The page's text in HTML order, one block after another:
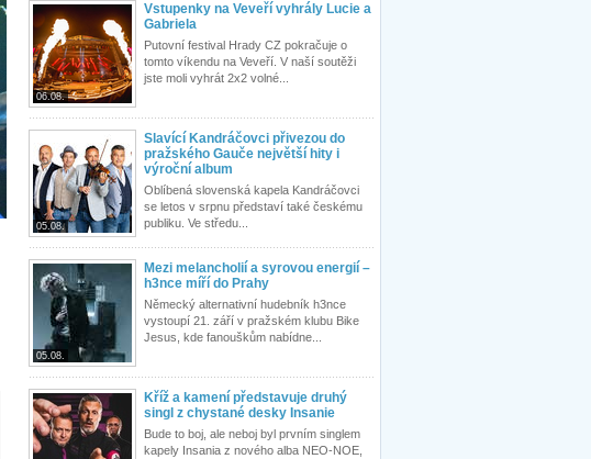
06.08.
Vstupenky na Veveří vyhrály Lucie a
Gabriela
Putovní festival Hrady CZ pokračuje o
tomto víkendu na Veveří. V naší soutěži
jste moli vyhrát 2x2 volné...
05.08.
Slavící Kandráčovci přivezou do
pražského Gauče největší hity i
výroční album
Oblíbená slovenská kapela Kandráčovci
se letos v srpnu představí také českému
publiku. Ve středu...
05.08.
Mezi melancholií a syrovou energií –
h3nce míří do Prahy
Německý alternativní hudebník h3nce
vystoupí 21. září v pražském klubu Bike
Jesus, kde fanouškům nabídne...
Kříž a kamení představuje druhý
singl z chystané desky Insanie
Bude to boj, ale neboj byl prvním singlem
kapely Insania z nového alba NEO-NOE,